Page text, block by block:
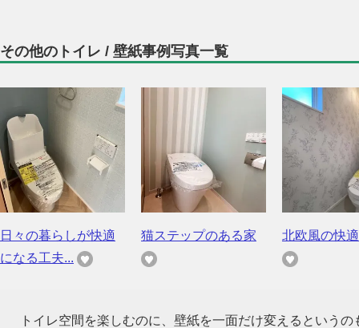
その他のトイレ / 壁紙事例写真一覧
日々の暮らしが快適
になる工夫...
猫ステップのある家 北欧風の快
トイレ空間を楽しむのに、壁紙を一面だけ変えるという